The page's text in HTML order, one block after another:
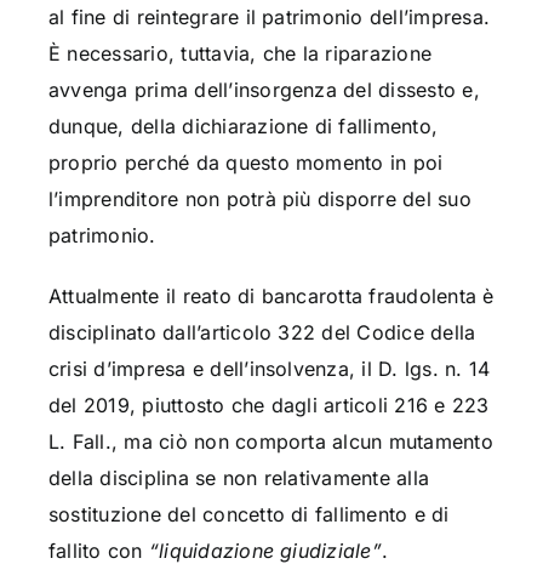
al fine di reintegrare il patrimonio dell’impresa.
È necessario, tuttavia, che la riparazione
avvenga prima dell’insorgenza del dissesto e,
dunque, della dichiarazione di fallimento,
proprio perché da questo momento in poi
l’imprenditore non potrà più disporre del suo
patrimonio.
Attualmente il reato di bancarotta fraudolenta è
disciplinato dall’articolo 322 del Codice della
crisi d’impresa e dell’insolvenza, il D. lgs. n. 14
del 2019, piuttosto che dagli articoli 216 e 223
L. Fall., ma ciò non comporta alcun mutamento
della disciplina se non relativamente alla
sostituzione del concetto di fallimento e di
fallito con “liquidazione giudiziale”.